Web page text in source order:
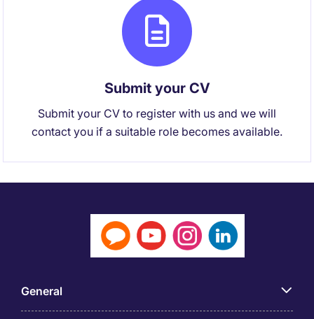
Submit your CV
Submit your CV to register with us and we will
contact you if a suitable role becomes available.
General